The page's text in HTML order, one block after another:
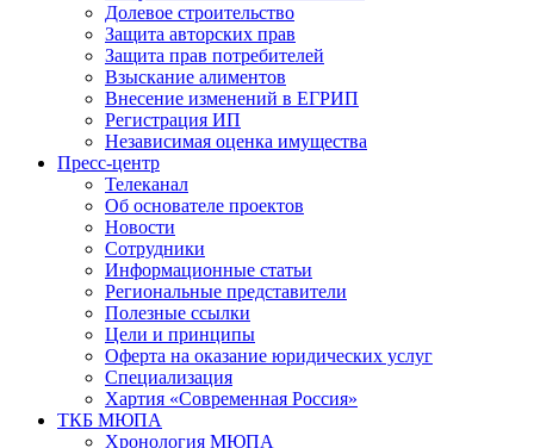
Долевое строительство
Защита авторских прав
Защита прав потребителей
Взыскание алиментов
Внесение изменений в ЕГРИП
Регистрация ИП
Независимая оценка имущества
Пресс-центр
Телеканал
Об основателе проектов
Новости
Сотрудники
Информационные статьи
Региональные представители
Полезные ссылки
Цели и принципы
Оферта на оказание юридических услуг
Специализация
Хартия «Современная Россия»
ТКБ МЮПА
Хронология МЮПА